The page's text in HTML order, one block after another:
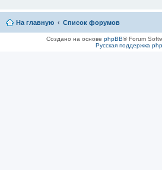
На главную Список форумов
Создано на основе phpBB® Forum
Русская поддержка